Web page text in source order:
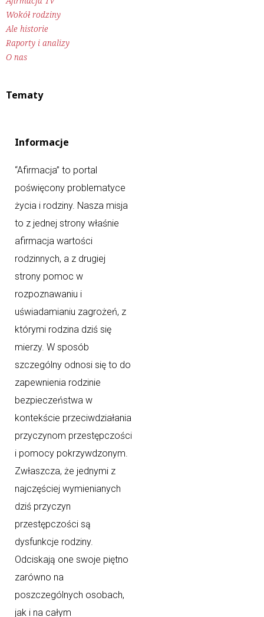
Wokół rodziny
Ale historie
Raporty i analizy
O nas
Tematy
Informacje
“Afirmacja” to portal
poświęcony problematyce
życia i rodziny. Nasza misja
to z jednej strony właśnie
afirmacja wartości
rodzinnych, a z drugiej
strony pomoc w
rozpoznawaniu i
uświadamianiu zagrożeń, z
którymi rodzina dziś się
mierzy. W sposób
szczególny odnosi się to do
zapewnienia rodzinie
bezpieczeństwa w
kontekście przeciwdziałania
przyczynom przestępczości
i pomocy pokrzywdzonym.
Zwłaszcza, że jednymi z
najczęściej wymienianych
dziś przyczyn
przestępczości są
dysfunkcje rodziny.
Odciskają one swoje piętno
zarówno na
poszczególnych osobach,
jak i na całym